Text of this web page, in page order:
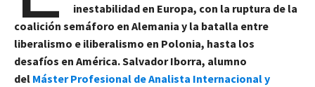
inestabilidad en Europa, con la ruptura de la
coalición semáforo en Alemania y la batalla entre
liberalismo e iliberalismo en Polonia, hasta los
desafíos en América. Salvador Iborra, alumno
del Máster Profesional de Analista Internacional y